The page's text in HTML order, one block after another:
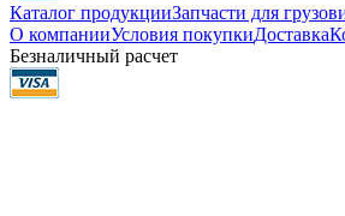
Каталог продукцииЗапчасти для
О компанииУсловия покупкиДоставка
Безналичный расчет